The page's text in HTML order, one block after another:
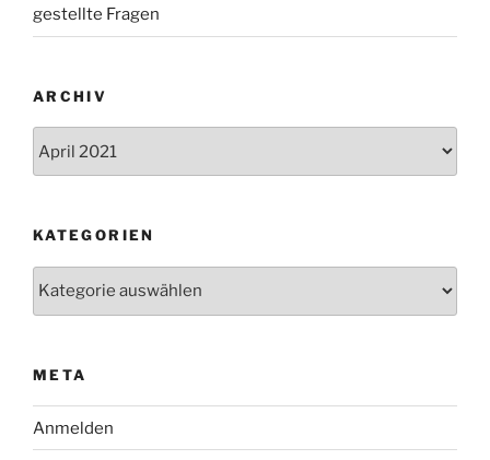
gestellte Fragen
ARCHIV
KATEGORIEN
META
Anmelden